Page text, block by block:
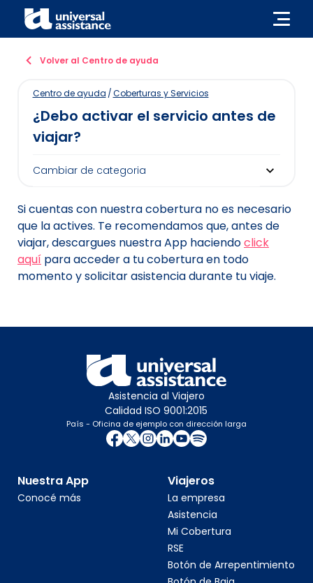
Volver al Centro de ayuda
Centro de ayuda /Coberturas y Servicios
¿Debo activar el servicio antes de
viajar?
Si cuentas con nuestra cobertura no es necesario
que la actives. Te recomendamos que, antes de
viajar, descargues nuestra App haciendoclick
aquí para acceder a tu cobertura en todo
momento y solicitar asistencia durante tu viaje.
Asistencia al Viajero
Calidad ISO 9001:2015
País - Oficina de ejemplo con dirección larga
Nuestra App
Conocé más
Viajeros
La empresa
Asistencia
Mi Cobertura
RSE
Botón de Arrepentimiento